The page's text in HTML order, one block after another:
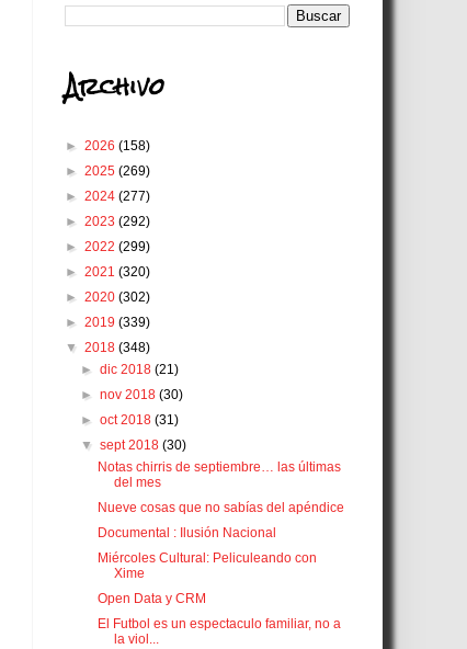
Archivo
► 2026 (158)
► 2025 (269)
► 2024 (277)
► 2023 (292)
► 2022 (299)
► 2021 (320)
► 2020 (302)
► 2019 (339)
▼ 2018 (348)
►dic 2018(21)
►nov 2018(30)
►oct 2018(31)
▼sept 2018(30)
Notas chirris de septiembre… las últimas
del mes
Nueve cosas que no sabías del apéndice
Documental : Ilusión Nacional
Miércoles Cultural: Peliculeando con
Xime
Open Data y CRM
El Futbol es un espectaculo familiar, no a
la viol...